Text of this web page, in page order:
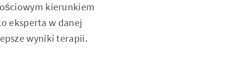
kierunkiem
eksperta w danej
wyniki terapii.